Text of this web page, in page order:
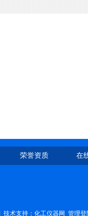
荣誉资质 在
技术支持： 化工仪器网 管理登